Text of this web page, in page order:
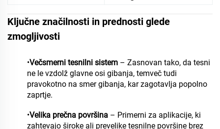
Ključne značilnosti in prednosti glede
zmogljivosti
•Večsmerni tesnilni sistem – Zasnovan tako, da tesni
ne le vzdolž glavne osi gibanja, temveč tudi
pravokotno na smer gibanja, kar zagotavlja popolno
zaprtje.
•Velika prečna površina – Primerni za aplikacije, ki
zahtevajo široke ali prevelike tesnilne površine brez